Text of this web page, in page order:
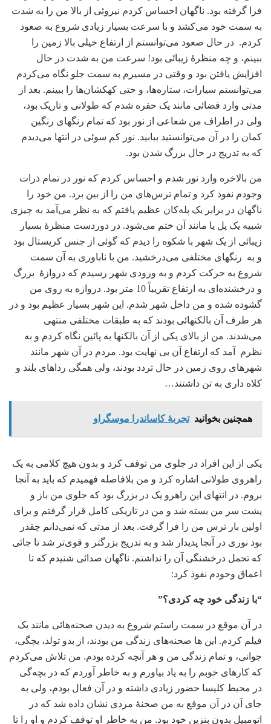
فرا گرفته بود. ناگهان احساس کردم نیروئی از بالا من را به شدت
به سمت خود می‌کشد و با سرعت بسیار زیادی شروع به صعود
کردم. در حال صعود می‌توانستم از ارتفاع خیلی بالا زمین را
ببینم، و چه منظرۀ زیبائی بود! سرعت من به شدت در حال
افزایش یافتن بود و وقتی در مسیرم به سمت جلو نگاه می‌کردم
می‌توانستم سیارات، ستاره‌ها، و حتی کهکشان‌ها را ببینم. بعد از
مدتی وارد فضائی مانند یک حفره شدم که طولانی و تاریک بود،
ولی در اطراف من شعاعی از نور بود که تمام رنگهای رنگین
کمان را در آن می‌توانستید بیابید. نور کم سوئی در انتها می‌دیدم
که به تدریج در حال بزرگ شدن بود.
من بالاخره وارد نور شدم و احساس کردم که نور در تمام ذرات
وجودم نفوذ کرد و تمام ترس‌های من را از بین برد. من خود را
ناگهان در برابر یک پله‌کان عظیم یافتم که به نظر می‌آمد به چیزی
شبیه یک پل یا مانند آن ختم می‌شود. در دوردست منظرۀ بسیار
زیبائی از یک شهر با شکوه را دیدم که گوئی از جنس کریستال بود
و به رنگهای مختلفی می‌درخشید. من با ناباوری به آن سمت
شروع به حرکت کردم و به ورودی شهر رسیدم که دروازۀ بزرگ
و درخشنده‌ای به ارتفاع تقریباً 10 متر بود. دروازه به روی من
گشوده شده و من داخل شهر شدم. این شهر بسیار عظیم بود و در
هر طرف آن بالکنهائی بودند که به طبقات مختلفی منتهی
می‌شدند. من از بالای یکی از آن بالکنها به پائین نگاه کردم و به
نظرم آمد که ارتفاع آن بی نهایت بود. مردم در آن شهر مانند
شهرهای روی زمین در حال تردد بودند، ولی همگی رداهای بلند و
کلاه داری به تن داشتند…
همچنین بخوانید تجربۀ کاساندرا موسگراو
یکی از این افراد در جلوی من توقف کرد و بدون هیچ کلامی به یک
راهروی طولانی اشاره کرد و من بلافاصله فهمیدم که باید به آنجا
بروم. در انتهای این راهرو یک در بزرگ بود که جلوی من باز و
پشت سر من بسته شد و من در تاریکی کامل قرار گرفتم و برای
اولین بار ترس من را فرا گرفت. بعد از مدتی که نمی‌دانم چقدر
بود نوری در آنجا پدیدار شد و به تدریج بزرگتر و قوی‌تر شد تا جائی
که تحمل درخشنگی آن را نداشتم. ناگهان صدائی شنیدم که تا
اعماق وجودم نفوذ کرد:
“با زندگی خود چه کردی؟”
در آن موقع در سمت راستم شروع به دیدن صحنه‌هائی مانند یک
فیلم کردم. این ها صحنه‌های زندگی من بودند، از بدو تولد، بچگی،
جوانی، و تمام زندگی من و هر آنچه کرده بودم. من تلاش می‌کردم
که کارهای خوبم را به یاد بیاورم و به خاطر آوردم که در بچه‌گی
در محیط کلیسا حضور زیادی داشته و در آن فعال بودم، ولی به
جای آن در آن موقع به من صحنۀ مردی نشان داده شد که در
اتومبیل بدون بنزین خود بود. من به خاطر او توقف کردم و او را تا